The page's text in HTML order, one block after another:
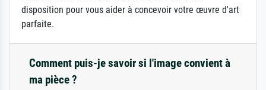
disposition pour vous aider à concevoir votre œuvre d'art
parfaite.
Comment puis-je savoir si l'image convient à
ma pièce ?